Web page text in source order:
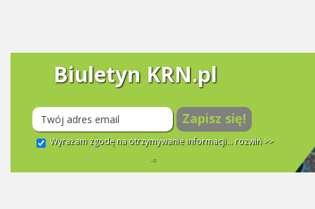
Biuletyn KRN.pl
Zapisz się!
Wyrażam zgodę na otrzymywanie informacji... rozwiń >>